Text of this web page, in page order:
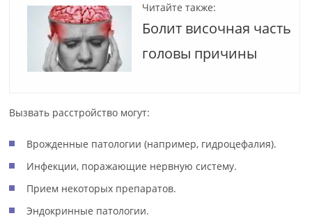
Читайте также:
Болит височная часть
головы причины
Вызвать расстройство могут:
Врожденные патологии (например, гидроцефалия).
Инфекции, поражающие нервную систему.
Прием некоторых препаратов.
Эндокринные патологии.